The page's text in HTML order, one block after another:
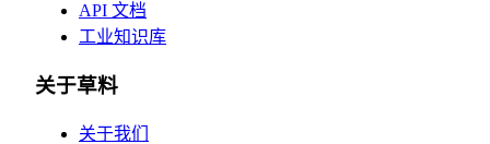
API 文档
工业知识库
关于草料
关于我们